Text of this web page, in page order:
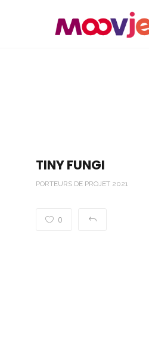
TINY FUNGI
PORTEURS DE PROJET 2021
0